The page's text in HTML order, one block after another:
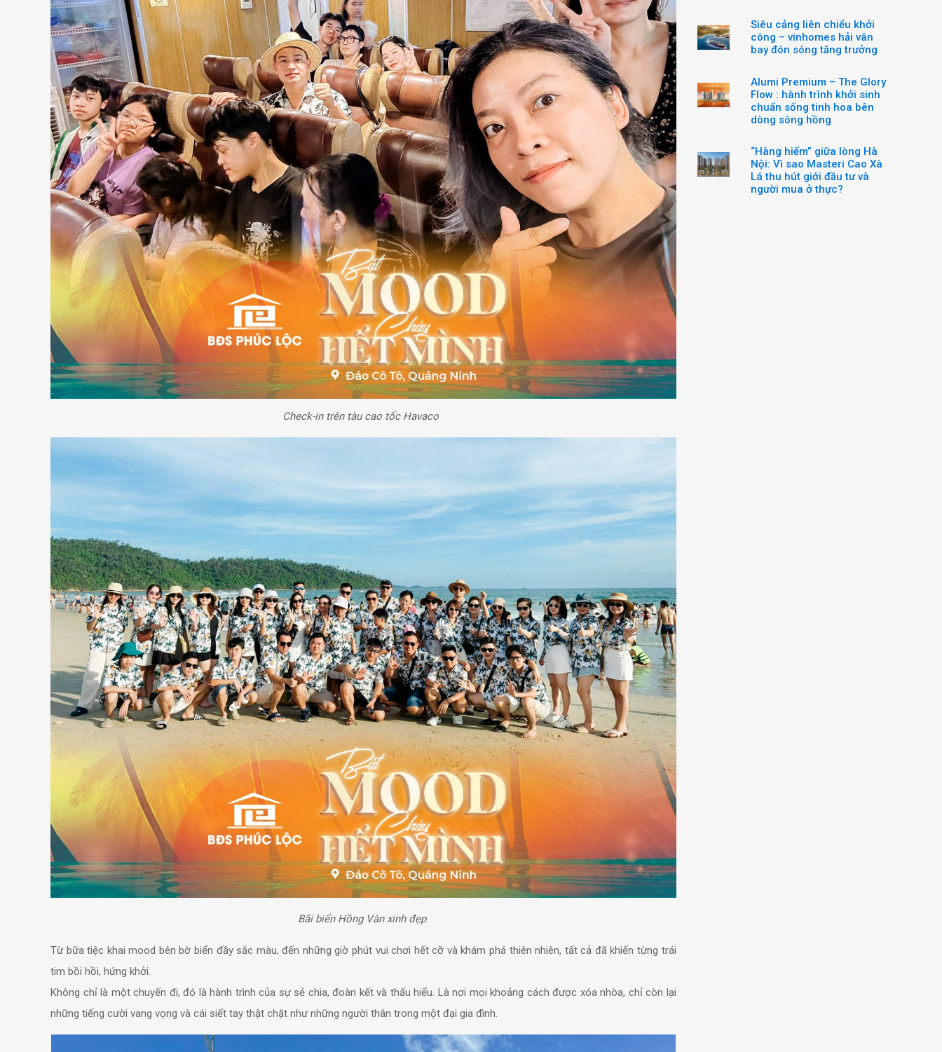
Check-in trên tàu cao tốc Havaco
Bãi biển Hồng Vàn xinh đẹp
Từ bữa tiệc khai mood bên bờ biển đầy sắc màu, đến những giờ phút vui chơi hết cỡ và khám phá thiên nhiên, tất cả đã khiến từng trái
tim bồi hồi, hứng khởi.
Không chỉ là một chuyến đi, đó là hành trình của sự sẻ chia, đoàn kết và thấu hiểu. Là nơi mọi khoảng cách được xóa nhòa, chỉ còn lại
những tiếng cười vang vọng và cái siết tay thật chặt như những người thân trong một đại gia đình.
Siêu cảng liên chiểu khởi
công – vinhomes hải vân
bay đón sóng tăng trưởng
Alumi Premium – The Glory
Flow : hành trình khởi sinh
chuẩn sống tinh hoa bên
dòng sông hồng
“Hàng hiếm” giữa lòng Hà
Nội: Vì sao Masteri Cao Xà
Lá thu hút giới đầu tư và
người mua ở thực?